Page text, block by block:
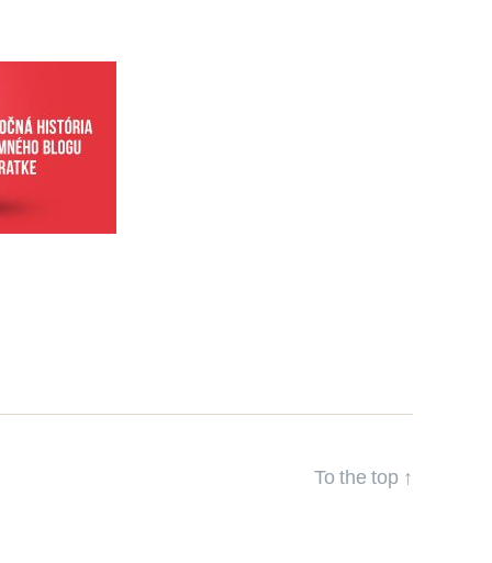
To the top ↑